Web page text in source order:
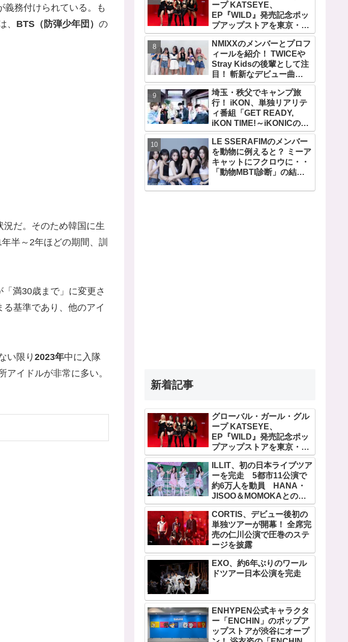
義務付けられている。も
、 BTS（防弾少年団） の
だ。そのため韓国に生
半～2年ほどの期間、訓
満30歳まで」に変更さ
基準であり、他のアイ
い限り2023年中に入隊
イドルが非常に多い。
ープ KATSEYE、
EP『WILD』発売記念ポッ
プアップストアを東京・原
宿で開催 限定グッズも登
場
NMIXXのメンバーとプロフ
ィールを紹介！ TWICEや
Stray Kidsの後輩として注
目！ 斬新なデビュー曲
「O.O」は世界中で話題
に！ 第４世代を代表する美
女ソリュンをはじめ、全員
ビジュアルメンバーといわ
れるその魅力をチェック
埼玉・秩父でキャンプ旅
行！ iKON、単独リアリテ
ィ番組「GET READY,
iKON TIME!～iKONICのた
めなら～ 」が、７月７日か
らMnetで放送・配信スター
ト
LE SSERAFIMのメンバー
を動物に例えると？ ミーア
キャットにフクロウに・・
「動物MBTI診断」の結果
新着記事
グローバル・ガール・グル
ープ KATSEYE、
EP『WILD』発売記念ポッ
プアップストアを東京・原
宿で開催 限定グッズも登
場ILLIT、初の日本ライブツア
ーを完走 5都市11公演で
約6万人を動員 HANA・
JISOO＆MOMOKAとのス
ペシャルコラボも実現
CORTIS、デビュー後初の
単独ツアーが開幕！ 全席完
売の仁川公演で圧巻のステ
ージを披露
EXO、約6年ぶりのワール
ドツアー日本公演を完走
ENHYPEN公式キャラクタ
ー「ENCHIN」のポップア
ップストアが渋谷にオープ